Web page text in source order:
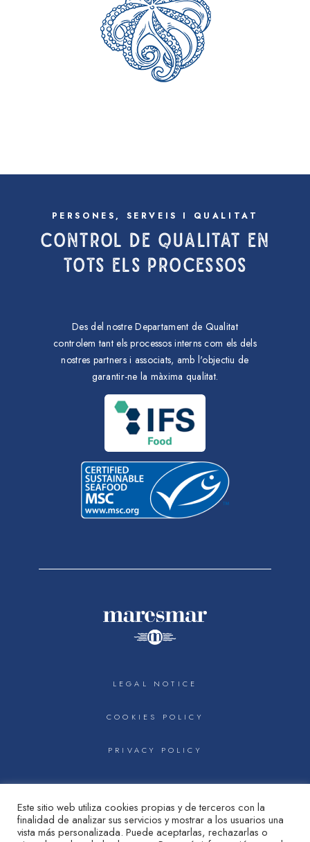
PERSONES, SERVEIS I QUALITAT
CONTROL DE QUALITAT EN
TOTS ELS PROCESSOS
Des del nostre Departament de Qualitat
controlem tant els processos interns com els dels
nostres partners i associats, amb l'objectiu de
garantir-ne la màxima qualitat.
LEGAL NOTICE
COOKIES POLICY
PRIVACY POLICY
  
Este sitio web utiliza cookies propias y de terceros con la
finalidad de analizar sus servicios y mostrar a los usuarios una
vista más personalizada. Puede aceptarlas, rechazarlas o